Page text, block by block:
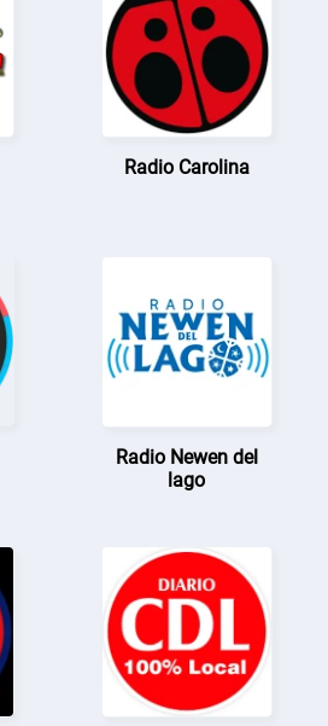
Radio Carolina
Radio Newen del
lago